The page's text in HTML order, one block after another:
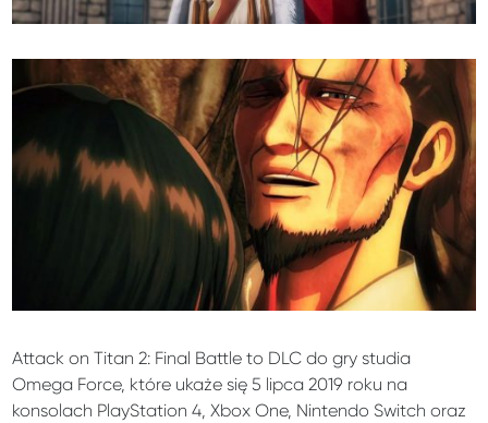
Attack on Titan 2: Final Battle to DLC do gry studia
Omega Force, które ukaże się 5 lipca 2019 roku na
konsolach PlayStation 4, Xbox One, Nintendo Switch oraz